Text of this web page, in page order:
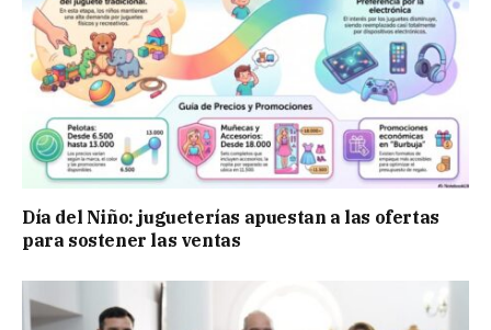
Día del Niño: jugueterías apuestan a las ofertas
para sostener las ventas